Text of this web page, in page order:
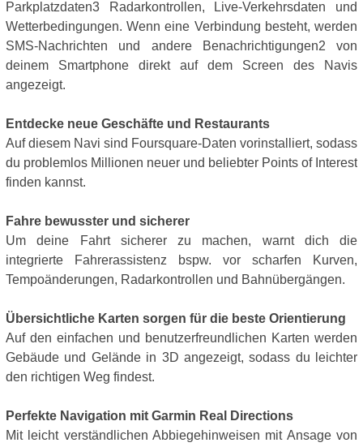
Parkplatzdaten3 Radarkontrollen, Live-Verkehrsdaten und
Wetterbedingungen. Wenn eine Verbindung besteht, werden
SMS-Nachrichten und andere Benachrichtigungen2 von
deinem Smartphone direkt auf dem Screen des Navis
angezeigt.
Entdecke neue Geschäfte und Restaurants
Auf diesem Navi sind Foursquare-Daten vorinstalliert, sodass
du problemlos Millionen neuer und beliebter Points of Interest
finden kannst.
Fahre bewusster und sicherer
Um deine Fahrt sicherer zu machen, warnt dich die
integrierte Fahrerassistenz bspw. vor scharfen Kurven,
Tempoänderungen, Radarkontrollen und Bahnübergängen.
Übersichtliche Karten sorgen für die beste Orientierung
Auf den einfachen und benutzerfreundlichen Karten werden
Gebäude und Gelände in 3D angezeigt, sodass du leichter
den richtigen Weg findest.
Perfekte Navigation mit Garmin Real Directions
Mit leicht verständlichen Abbiegehinweisen mit Ansage von